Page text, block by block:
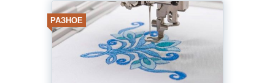
РАЗНОЕ